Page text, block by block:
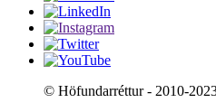
© Höfundarréttur - 2010-